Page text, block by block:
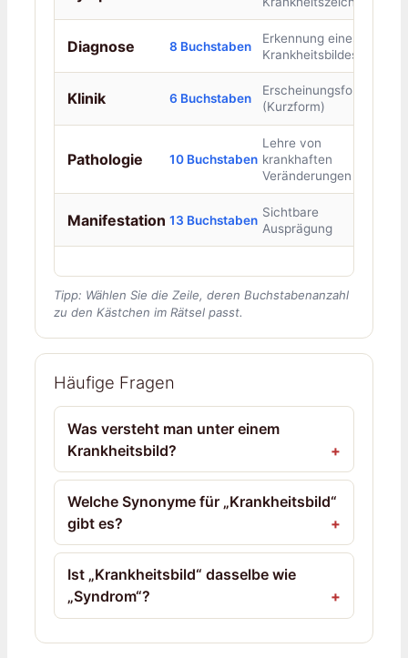
Diagnose 8 Buchstaben
Erkennung eines
Krankheitsbildes
Klinik 6 Buchstaben
Erscheinungsform
(Kurzform)
Pathologie 10 Buchstaben
Lehre von
krankhaften
Veränderungen
Manifestation 13 Buchstaben
Sichtbare
Ausprägung
Tipp: Wählen Sie die Zeile, deren Buchstabenanzahl
zu den Kästchen im Rätsel passt.
Häufige Fragen
Was versteht man unter einem
Krankheitsbild?
Welche Synonyme für „Krankheitsbild“
gibt es?
Ist „Krankheitsbild“ dasselbe wie
„Syndrom“?